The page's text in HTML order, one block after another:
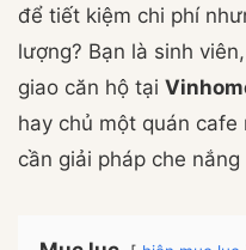
để tiết kiệm chi phí
lượng? Bạn là sinh
giao căn hộ tại
hay chủ một quán cafe
cần giải pháp che nắng